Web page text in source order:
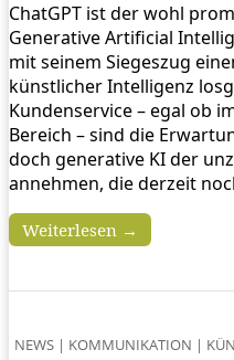
ChatGPT ist der wohl
Generative Artificial
mit seinem Siegeszug
künstlicher Intelligenz
Kundenservice – egal ob
Bereich – sind die
doch generative KI der
annehmen, die derzeit
Weiterlesen →
NEWS | KOMMUNIKATION |